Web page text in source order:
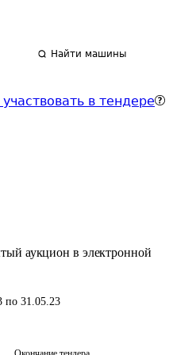
Найти машины
в тендере
аукцион в электронной
по 31.05.23